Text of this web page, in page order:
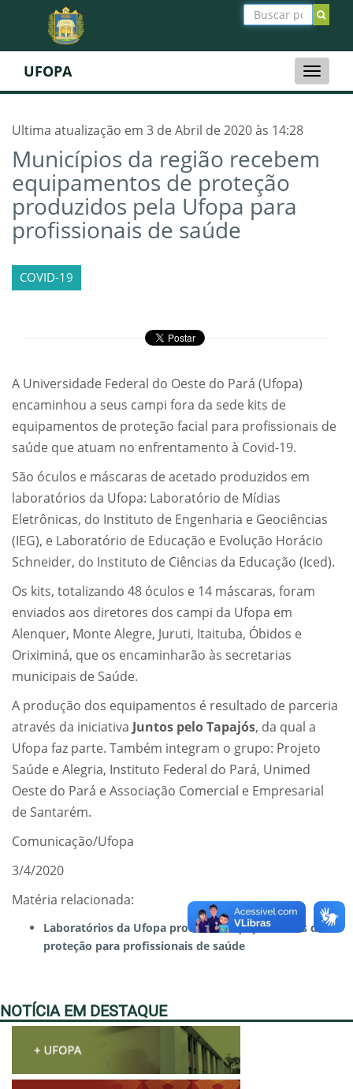
Toggle
UFOPA
Ultima atualização em 3 de Abril de 2020 às 14:28
Municípios da região recebem
equipamentos de proteção
produzidos pela Ufopa para
profissionais de saúde
COVID-19
A Universidade Federal do Oeste do Pará (Ufopa)
encaminhou a seus campi fora da sede kits de
equipamentos de proteção facial para profissionais de
saúde que atuam no enfrentamento à Covid-19.
São óculos e máscaras de acetado produzidos em
laboratórios da Ufopa: Laboratório de Mídias
Eletrônicas, do Instituto de Engenharia e Geociências
(IEG), e Laboratório de Educação e Evolução Horácio
Schneider, do Instituto de Ciências da Educação (Iced).
Os kits, totalizando 48 óculos e 14 máscaras, foram
enviados aos diretores dos campi da Ufopa em
Alenquer, Monte Alegre, Juruti, Itaituba, Óbidos e
Oriximiná, que os encaminharão às secretarias
municipais de Saúde.
A produção dos equipamentos é resultado de parceria
através da iniciativa Juntos pelo Tapajós, da qual a
Ufopa faz parte. Também integram o grupo: Projeto
Saúde e Alegria, Instituto Federal do Pará, Unimed
Oeste do Pará e Associação Comercial e Empresarial
de Santarém.
Comunicação/Ufopa
3/4/2020
Matéria relacionada:
Laboratórios da Ufopa produzem equipamentos de
proteção para profissionais de saúde
NOTÍCIA EM DESTAQUE